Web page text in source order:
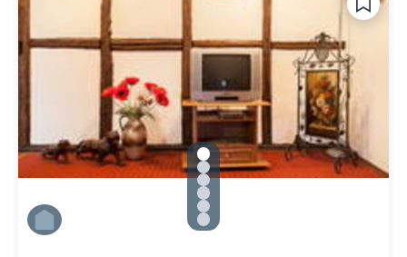
gallery.slide_selector
Zu Slide 1 wechseln
Zu Slide 2 wechseln
Zu Slide 3 wechseln
Zu Slide 4 wechseln
Zu Slide 5 wechseln
Zu Slide 6 wechseln